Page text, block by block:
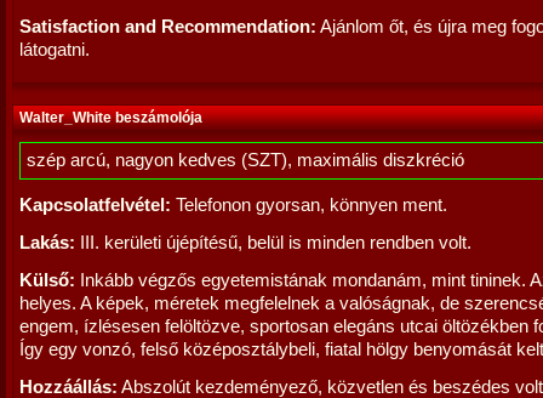
Satisfaction and Recommendation: Ajánlom őt, és újra meg
látogatni.
Walter_White beszámolója
szép arcú, nagyon kedves (SZT), maximális diszkréció
Kapcsolatfelvétel: Telefonon gyorsan, könnyen ment.
Lakás: III. kerületi újépítésű, belül is minden rendben volt.
Külső: Inkább végzős egyetemistának mondanám, mint tininek.
helyes. A képek, méretek megfelelnek a valóságnak, de
engem, ízlésesen felöltözve, sportosan elegáns utcai öltözékben
Így egy vonzó, felső középosztálybeli, fiatal hölgy benyomását
Hozzáállás: Abszolút kezdeményező, közvetlen és beszédes